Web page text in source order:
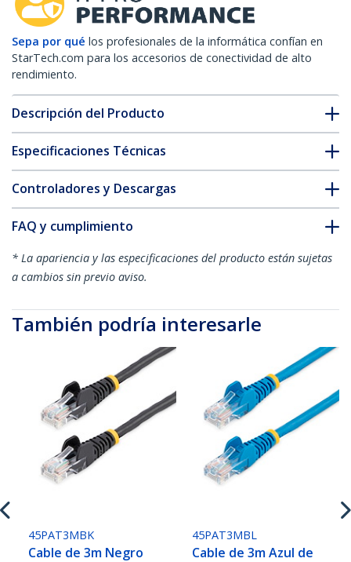
Sepa por qué los profesionales de la informática confían en
StarTech.com para los accesorios de conectividad de alto
rendimiento.
Descripción del Producto
Especificaciones Técnicas
Controladores y Descargas
FAQ y cumplimiento
* La apariencia y las especificaciones del producto están sujetas
a cambios sin previo aviso.
También podría interesarle
45PAT3MBK
Cable de 3m Negro
45PAT3MBL
Cable de 3m Azul de